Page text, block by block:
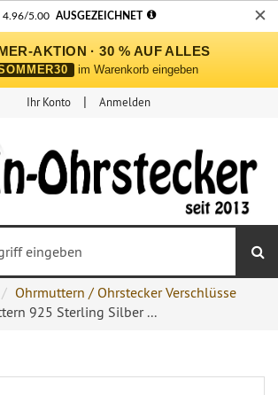
✕
AKTION · 30 % AUF ALLES
im Warenkorb eingeben
Ihr Konto Anmelden
Ohrmuttern / Ohrstecker Verschlüsse
925 Sterling Silber ...